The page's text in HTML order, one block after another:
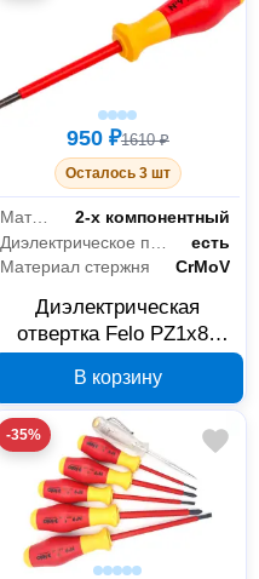
950 ₽1610 ₽
Осталось 3 шт
Материал рукояти
2-х компонентный
есть
Материал стержня
CrMoV
Диэлектрическая
отвертка Felo PZ1x80
В корзину
-35%